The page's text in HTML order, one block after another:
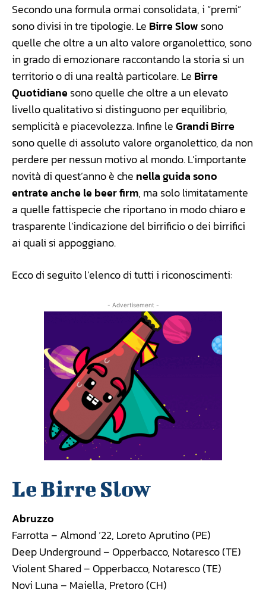
Secondo una formula ormai consolidata, i “premi”
sono divisi in tre tipologie. Le Birre Slow sono
quelle che oltre a un alto valore organolettico, sono
in grado di emozionare raccontando la storia si un
territorio o di una realtà particolare. Le Birre
Quotidianesono quelle che oltre a un elevato
livello qualitativo si distinguono per equilibrio,
semplicità e piacevolezza. Infine leGrandi Birre
sono quelle di assoluto valore organolettico, da non
perdere per nessun motivo al mondo. L’importante
novità di quest’anno è che nella guida sono
entrate anche le beer firm, ma solo limitatamente
a quelle fattispecie che riportano in modo chiaro e
trasparente l’indicazione del birrificio o dei birrifici
ai quali si appoggiano.
Ecco di seguito l’elenco di tutti i riconoscimenti:
- Advertisement -
Le Birre Slow
Abruzzo
Farrotta – Almond ‘22, Loreto Aprutino (PE)
Deep Underground – Opperbacco, Notaresco (TE)
Violent Shared – Opperbacco, Notaresco (TE)
Novi Luna – Maiella, Pretoro (CH)